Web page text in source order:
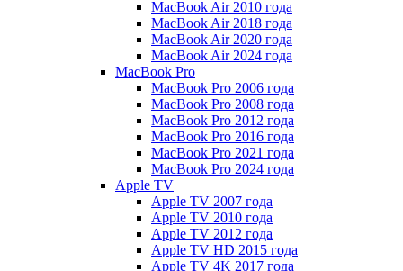
MacBook Air 2010 года
MacBook Air 2018 года
MacBook Air 2020 года
MacBook Air 2024 года
MacBook Pro
MacBook Pro 2006 года
MacBook Pro 2008 года
MacBook Pro 2012 года
MacBook Pro 2016 года
MacBook Pro 2021 года
MacBook Pro 2024 года
Apple TV
Apple TV 2007 года
Apple TV 2010 года
Apple TV 2012 года
Apple TV HD 2015 года
Apple TV 4K 2017 года